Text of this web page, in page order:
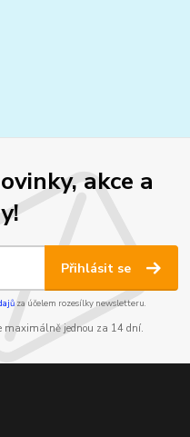
akce a
Přihlásit se
za účelem rozesílky newsletteru.
maximálně jednou za 14 dní.